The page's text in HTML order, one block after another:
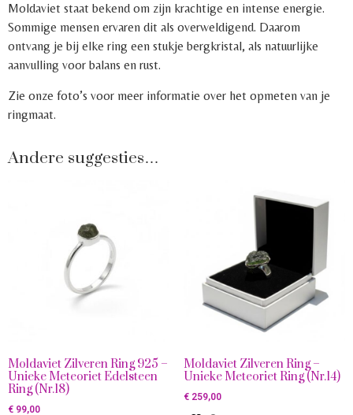
Moldaviet staat bekend om zijn krachtige en intense energie.
Sommige mensen ervaren dit als overweldigend. Daarom
ontvang je bij elke ring een stukje bergkristal, als natuurlijke
aanvulling voor balans en rust.
Zie onze foto’s voor meer informatie over het opmeten van je
ringmaat.
Andere suggesties…
Moldaviet Zilveren Ring 925 –
Unieke Meteoriet Edelsteen
Ring (Nr.18)
€ 99,00
Moldaviet Zilveren Ring –
Unieke Meteoriet Ring (Nr.14)
€259,00